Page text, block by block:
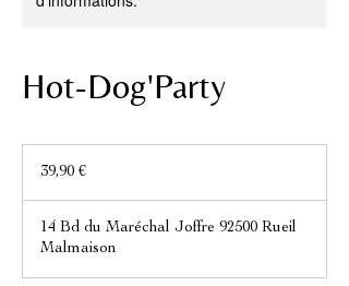
Hot-Dog'Party
euros
39,90 €
14 Bd du Maréchal Joffre 92500 Rueil
Malmaison